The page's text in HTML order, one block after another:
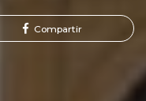
Compartir